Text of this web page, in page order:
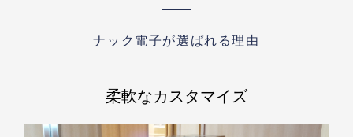
ナック電子が選ばれる理由
柔軟なカスタマイズ